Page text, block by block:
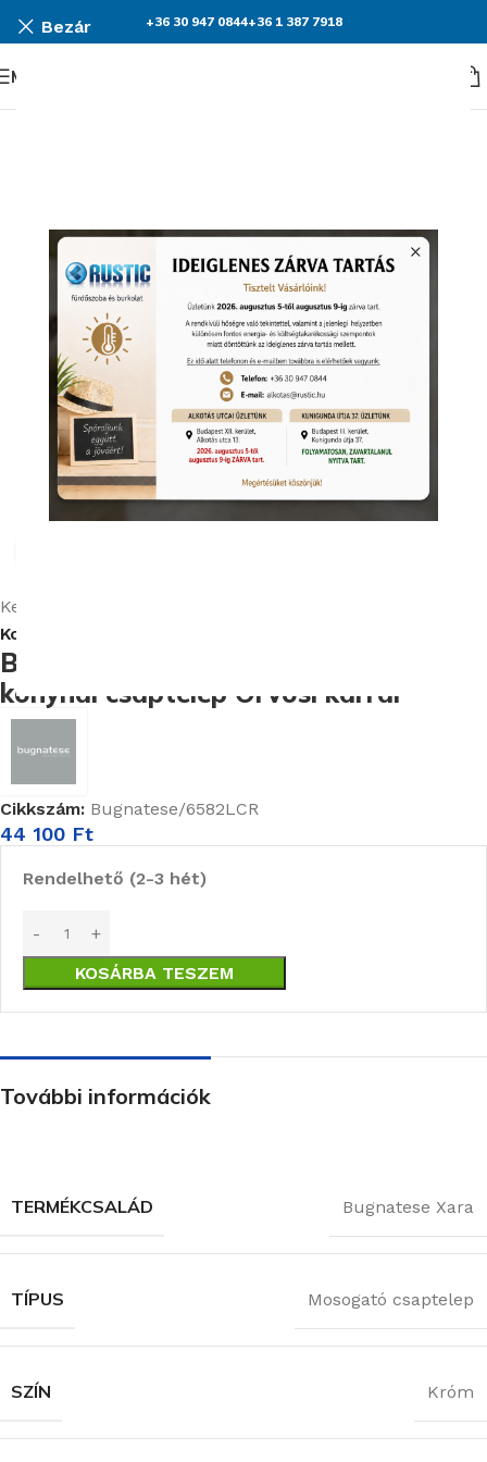
Bezár +36 30 947 0844+36 1 387 7918
Menü
Kezdőlap
Konyhai csaptelep
Bugnatese Xara (6582LCR) króm
konyhai csaptelep Orvosi karral
Cikkszám: Bugnatese/6582LCR
44 100 Ft
Rendelhető (2-3 hét)
KOSÁRBA TESZEM
További információk
TERMÉKCSALÁD Bugnatese Xara
TÍPUS Mosogató csaptelep
SZÍN Króm